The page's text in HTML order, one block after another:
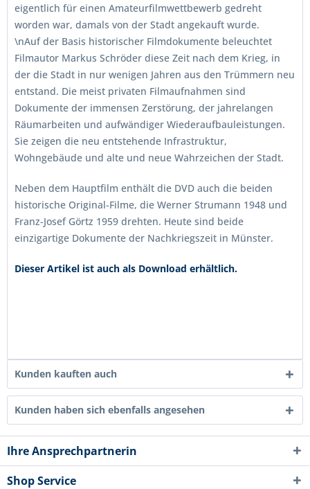
eigentlich für einen Amateurfilmwettbewerb gedreht
worden war, damals von der Stadt angekauft wurde.
\nAuf der Basis historischer Filmdokumente beleuchtet
Filmautor Markus Schröder diese Zeit nach dem Krieg, in
der die Stadt in nur wenigen Jahren aus den Trümmern neu
entstand. Die meist privaten Filmaufnahmen sind
Dokumente der immensen Zerstörung, der jahrelangen
Räumarbeiten und aufwändiger Wiederaufbauleistungen.
Sie zeigen die neu entstehende Infrastruktur,
Wohngebäude und alte und neue Wahrzeichen der Stadt.
Neben dem Hauptfilm enthält die DVD auch die beiden
historische Original-Filme, die Werner Strumann 1948 und
Franz-Josef Görtz 1959 drehten. Heute sind beide
einzigartige Dokumente der Nachkriegszeit in Münster.
Dieser Artikel ist auch als Download erhältlich.
Kunden kauften auch
Kunden haben sich ebenfalls angesehen
Ihre Ansprechpartnerin
Shop Service